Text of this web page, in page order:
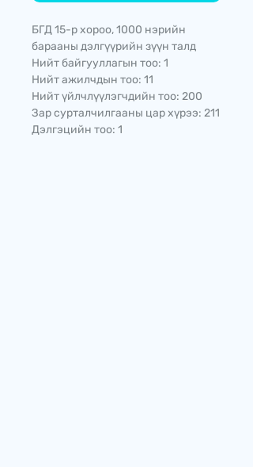
БГД 15-р хороо, 1000 нэрийн
барааны дэлгүүрийн зүүн талд
Нийт байгууллагын тоо: 1
Нийт ажилчдын тоо: 11
Нийт үйлчлүүлэгчдийн тоо: 200
Зар сурталчилгааны цар хүрээ: 211
Дэлгэцийн тоо: 1